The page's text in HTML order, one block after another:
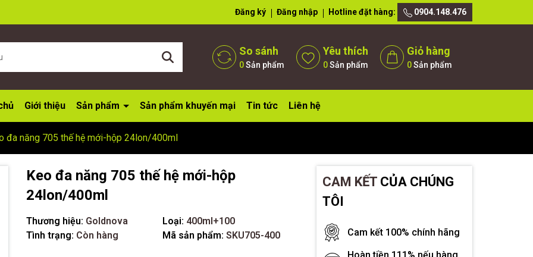
đợi bạn Đăng ký Đăng nhập Hotline đặt hàng: 0904.148.476
So sánh
0Sản phẩm
Yêu thích
0Sản phẩm
Giỏ hàng
0Sản phẩm
Giới thiệu Sản phẩm Sản phẩm khuyến mại Tin tức Liên hệ
đa năng 705 thế hệ mới-hộp 24lon/400ml
Keo đa năng 705 thế hệ mới-hộp
24lon/400ml
Thương hiệu: Goldnova Loại: 400ml+100
Tình trạng: Còn hàng Mã sản phẩm: SKU705-400
CAM KẾTCỦA CHÚNG
TÔI
Cam kết 100% chính hãng